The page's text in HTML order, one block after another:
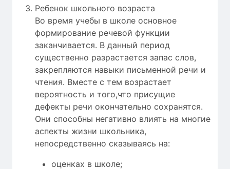
Ребенок школьного возраста
Во время учебы в школе основное
формирование речевой функции
заканчивается. В данный период
существенно разрастается запас слов,
закрепляются навыки письменной речи и
чтения. Вместе с тем возрастает
вероятность и того,что присущие
дефекты речи окончательно сохранятся.
Они способны негативно влиять на многие
аспекты жизни школьника,
непосредственно сказываясь на:
оценках в школе;